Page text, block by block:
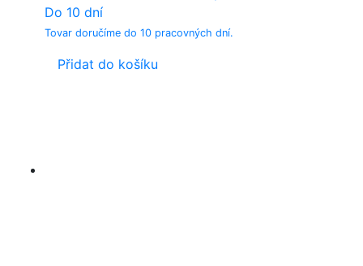
Do 10 dní
Tovar doručíme do 10 pracovných dní.
Přidat do košíku